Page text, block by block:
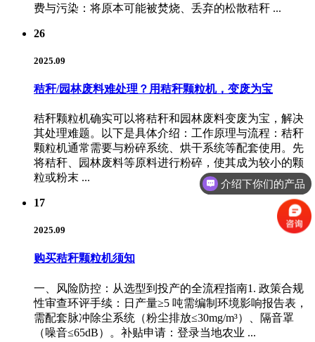
费与污染：将原本可能被焚烧、丢弃的松散秸秆 ...
26
2025.09
秸秆/园林废料难处理？用秸秆颗粒机，变废为宝
秸秆颗粒机确实可以将秸秆和园林废料变废为宝，解决
其处理难题。以下是具体介绍：工作原理与流程：秸秆
颗粒机通常需要与粉碎系统、烘干系统等配套使用。先
将秸秆、园林废料等原料进行粉碎，使其成为较小的颗
粒或粉末 ...
17
2025.09
购买秸秆颗粒机须知
一、风险防控：从选型到投产的全流程指南1. 政策合规
性审查环评手续：日产量≥5 吨需编制环境影响报告表，
需配套脉冲除尘系统（粉尘排放≤30mg/m³）、隔音罩
（噪音≤65dB）。补贴申请：登录当地农业 ...
介绍下你们的产品